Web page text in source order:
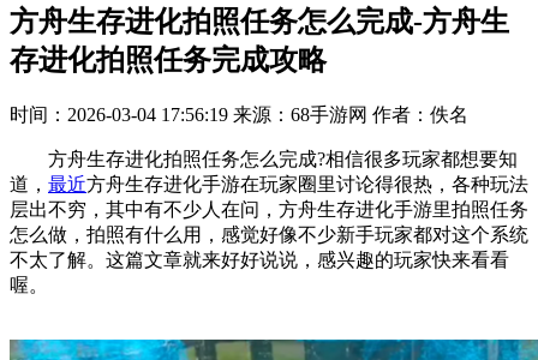
方舟生存进化拍照任务怎么完成-方舟生
存进化拍照任务完成攻略
时间：2026-03-04 17:56:19 来源：68手游网 作者：佚名
方舟生存进化拍照任务怎么完成?相信很多玩家都想要知
道， 最近方舟生存进化手游在玩家圈里讨论得很热，各种玩法
层出不穷，其中有不少人在问，方舟生存进化手游里拍照任务
怎么做，拍照有什么用，感觉好像不少新手玩家都对这个系统
不太了解。这篇文章就来好好说说，感兴趣的玩家快来看看
喔。